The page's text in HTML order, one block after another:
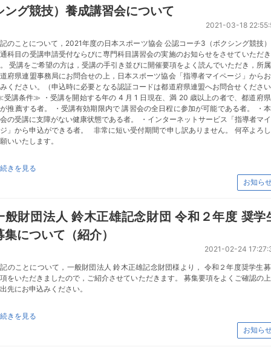
ング競技）養成講習会について
2021-03-18
のことについて，2021年度の日本スポーツ協会 公認コーチ3（ボクシング競技
科目の受講申請受付ならびに専門科目講習会の実施のお知らせをさせていただ
受講をご希望の方は，受講の手引き並びに開催要項をよく読んでいただき，所
府県連盟事務局にお問合せの上，日本スポーツ協会「指導者マイページ」から
ください。（申込時に必要となる認証コードは都道府県連盟へお問合せくださ
講条件≫ ・受講を開始する年の 4 月 1 日現在、満 20 歳以上の者で、都道府
推薦する者。 ・受講有効期限内で 講習会の全日程に参加が可能である者。 ・
の受講に支障がない健康状態である者。 ・インターネットサービス「指導者マ
」から申込ができる者。 非常に短い受付期間で申し訳ありません。 何卒よろ
いいたします。
続きを見る
お知ら
般財団法人 鈴木正雄記念財団 令和２年度 奨学
集について（紹介）
2021-02-24
のことについて，一般財団法人 鈴木正雄記念財団様より， 令和２年度奨学生
をいただきましたので，ご紹介させていただきます。 募集要項をよくご確認の
先にお申込みください。
続きを見る
お知ら